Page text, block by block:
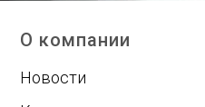
О компании
Новости